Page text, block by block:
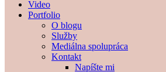
Video
Portfolio
O blogu
Služby
Mediálna spolupráca
Kontakt
Napíšte mi